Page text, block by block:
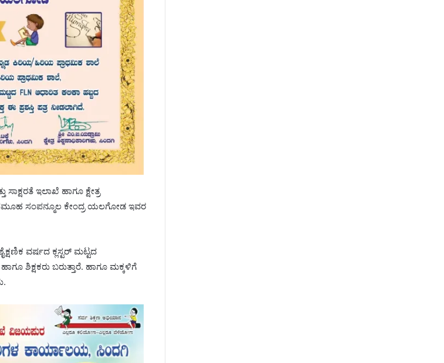
ಇಲಾಖೆ ಹಾಗೂ ಕ್ಷೇತ್ರ
ಸಂಪನ್ಮೂಲ ಕೇಂದ್ರ ಯಲಗೋಡ ಇವರ
ವರ್ಷದ ಕ್ಲಸ್ಟರ್ ಮಟ್ಟದ
ಶಿಕ್ಷಕರು ಬರುತ್ತಾರೆ. ಹಾಗೂ ಮಕ್ಕಳಿಗೆ